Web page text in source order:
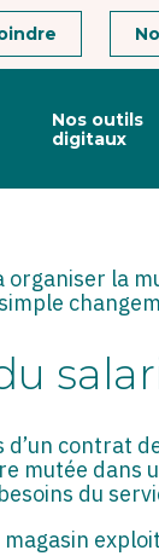
Nos outils
digitaux
la
contrat
mutée dans
du